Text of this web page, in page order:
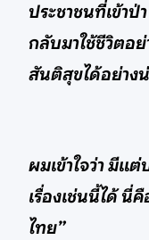
ประชาชนที่เข้า
กลับมาใช้ชีวิตอ
สันติสุขได้อย่าง
ผมเข้าใจว่า มีแ
เรื่องเช่นนี้ได้
ไทย”